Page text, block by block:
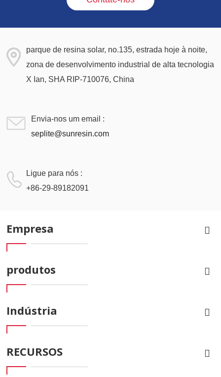
parque de resina solar, no.135, estrada hoje à noite,
zona de desenvolvimento industrial de alta tecnologia
X Ian, SHA RIP-710076, China
Envia-nos um email :
seplite@sunresin.com
Ligue para nós :
+86-29-89182091
Empresa
produtos
Indústria
RECURSOS